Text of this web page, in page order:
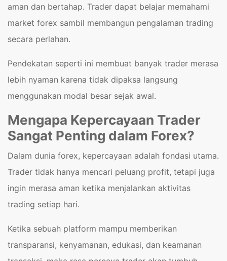
aman dan bertahap. Trader dapat belajar memahami
market forex sambil membangun pengalaman trading
secara perlahan.
Pendekatan seperti ini membuat banyak trader merasa
lebih nyaman karena tidak dipaksa langsung
menggunakan modal besar sejak awal.
Mengapa Kepercayaan Trader
Sangat Penting dalam Forex?
Dalam dunia forex, kepercayaan adalah fondasi utama.
Trader tidak hanya mencari peluang profit, tetapi juga
ingin merasa aman ketika menjalankan aktivitas
trading setiap hari.
Ketika sebuah platform mampu memberikan
transparansi, kenyamanan, edukasi, dan keamanan